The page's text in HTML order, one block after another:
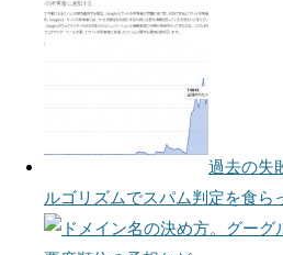
過去の失
ルゴリズムでスパム判定を食ら